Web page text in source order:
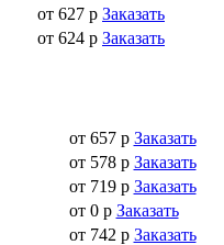
от 627 р Заказать
от 624 р Заказать
от 657 р Заказать
от 578 р Заказать
от 719 р Заказать
от 0 р Заказать
от 742 р Заказать